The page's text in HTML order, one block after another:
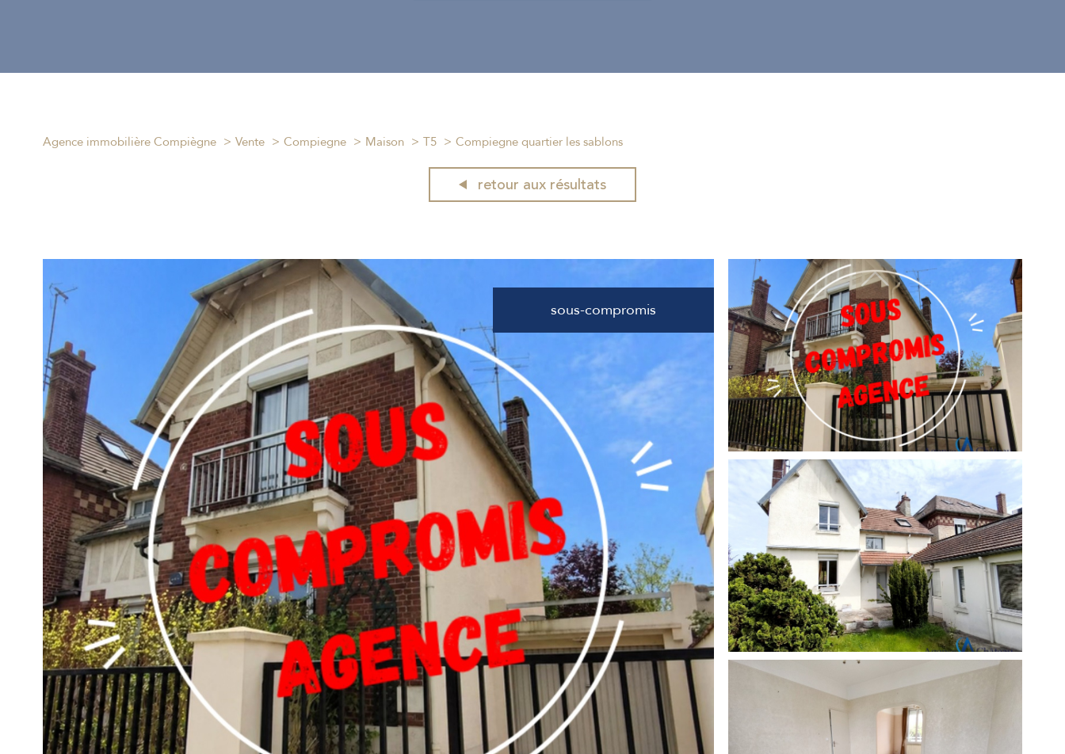
Agence immobilière Compiègne Vente Compiegne Maison T5 Compiegne quartier les sablons
retour aux résultats
sous-compromis